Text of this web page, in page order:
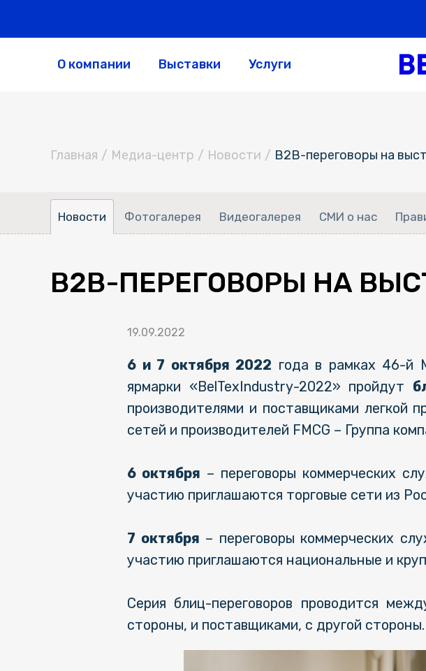
О компании Выставки Услуги
Главная / Медиа-центр / Новости / В2В-переговоры на
Новости Фотогалерея Видеогалерея СМИ о нас
В2В-ПЕРЕГОВОРЫ НА
19.09.2022
6 и 7 октября 2022 года в рамках 46-й
ярмарки «BelTexIndustry-2022» пройдут
производителями и поставщиками легкой
сетей и производителей FMCG – Группа
6 октября – переговоры коммерческих
участию приглашаются торговые сети из
7 октября – переговоры коммерческих
участию приглашаются национальные и
Серия блиц-переговоров проводится
стороны, и поставщиками, с другой стороны.